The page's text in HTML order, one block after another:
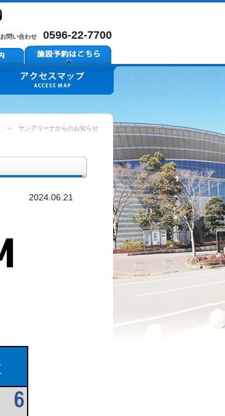
お問い合わせ 0596-22-7700
＞ サンアリーナからのお知らせ
2024.06.21